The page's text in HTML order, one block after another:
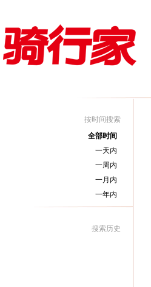
按时间搜索
全部时间
一天内
一周内
一月内
一年内
搜索历史